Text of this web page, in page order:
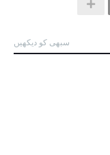
سبھی کو دیکھیں